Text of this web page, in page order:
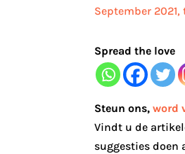
September
Spread the love
Steun ons,word
Vindt u de
suggesties